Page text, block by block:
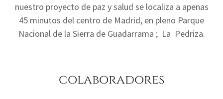
nuestro proyecto de paz y salud se localiza a apenas
45 minutos del centro de Madrid, en pleno Parque
Nacional de la Sierra de Guadarrama ; La Pedriza.
colaboradores